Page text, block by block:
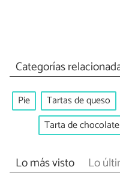
Categorías
Pie Tartas de queso
Tarta de chocolate
Lo más visto Lo